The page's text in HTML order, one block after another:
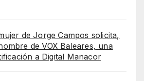
de Jorge Campos solicita,
de VOX Baleares, una
a Digital Manacor